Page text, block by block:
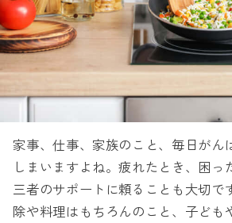
家事、仕事、家族のこと、毎日がん
しまいますよね。疲れたとき、困っ
三者のサポートに頼ることも大切で
除や料理はもちろんのこと、子ども